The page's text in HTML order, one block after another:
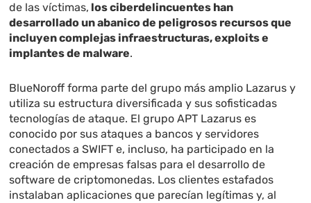
de las víctimas, los ciberdelincuentes han
desarrollado un abanico de peligrosos recursos que
incluyen complejas infraestructuras, exploits e
implantes de malware.
BlueNoroff forma parte del grupo más amplio Lazarus y
utiliza su estructura diversificada y sus sofisticadas
tecnologías de ataque. El grupo APT Lazarus es
conocido por sus ataques a bancos y servidores
conectados a SWIFT e, incluso, ha participado en la
creación de empresas falsas para el desarrollo de
software de criptomonedas. Los clientes estafados
instalaban aplicaciones que parecían legítimas y, al